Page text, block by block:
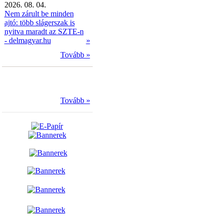
2026. 08. 04.
Nem zárult be minden
ajtó: több slágerszak is
nyitva maradt az SZTE-n
- delmagyar.hu
»
Tovább »
Tovább »